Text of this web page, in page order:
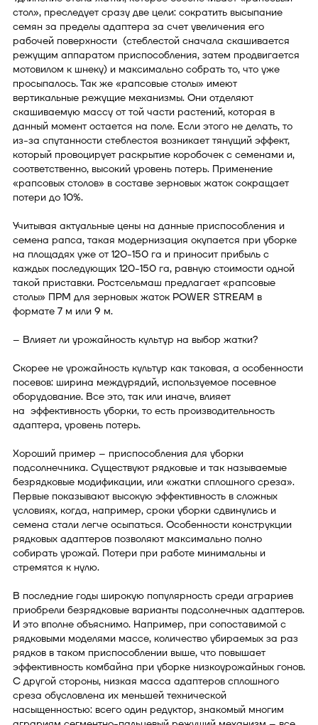
стол», преследует сразу две цели: сократить высыпание
семян за пределы адаптера за счет увеличения его
рабочей поверхности (стеблестой сначала скашивается
режущим аппаратом приспособления, затем продвигается
мотовилом к шнеку) и максимально собрать то, что уже
просыпалось. Так же «рапсовые столы» имеют
вертикальные режущие механизмы. Они отделяют
скашиваемую массу от той части растений, которая в
данный момент остается на поле. Если этого не делать, то
из-за спутанности стеблестоя возникает тянущий эффект,
который провоцирует раскрытие коробочек с семенами и,
соответственно, высокий уровень потерь. Применение
«рапсовых столов» в составе зерновых жаток сокращает
потери до 10%.
Учитывая актуальные цены на данные приспособления и
семена рапса, такая модернизация окупается при уборке
на площадях уже от 120-150 га и приносит прибыль с
каждых последующих 120-150 га, равную стоимости одной
такой приставки. Ростсельмаш предлагает «рапсовые
столы» ПРМ для зерновых жаток POWER STREAM в
формате 7 м или 9 м.
– Влияет ли урожайность культур на выбор жатки?
Скорее не урожайность культур как таковая, а особенности
посевов: ширина междурядий, используемое посевное
оборудование. Все это, так или иначе, влияет
на эффективность уборки, то есть производительность
адаптера, уровень потерь.
Хороший пример – приспособления для уборки
подсолнечника. Существуют рядковые и так называемые
безрядковые модификации, или «жатки сплошного среза».
Первые показывают высокую эффективность в сложных
условиях, когда, например, сроки уборки сдвинулись и
семена стали легче осыпаться. Особенности конструкции
рядковых адаптеров позволяют максимально полно
собирать урожай. Потери при работе минимальны и
стремятся к нулю.
В последние годы широкую популярность среди аграриев
приобрели безрядковые варианты подсолнечных адаптеров.
И это вполне объяснимо. Например, при сопоставимой с
рядковыми моделями массе, количество убираемых за раз
рядков в таком приспособлении выше, что повышает
эффективность комбайна при уборке низкоурожайных гонов.
С другой стороны, низкая масса адаптеров сплошного
среза обусловлена их меньшей технической
насыщенностью: всего один редуктор, знакомый многим